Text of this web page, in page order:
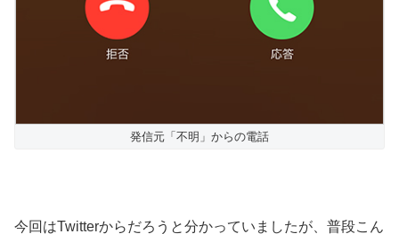
発信元「不明」からの電話
今回はTwitterからだろうと分かっていましたが、普段こん